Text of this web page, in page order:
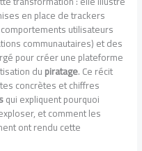
en place de trackers
utilisateurs
communautaires) et des
pour créer une plateforme
dupiratage. Ce récit
concrètes et chiffres
qui expliquent pourquoi
et comment les
ont rendu cette